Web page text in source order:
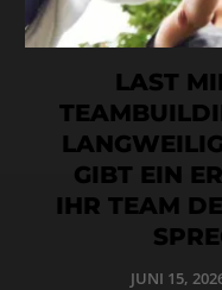
LAST
GIBT EIN
IHR TEAM
JUNI 15,